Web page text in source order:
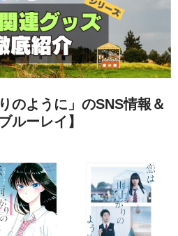
のように」のSNS情報＆
ルーレイ】